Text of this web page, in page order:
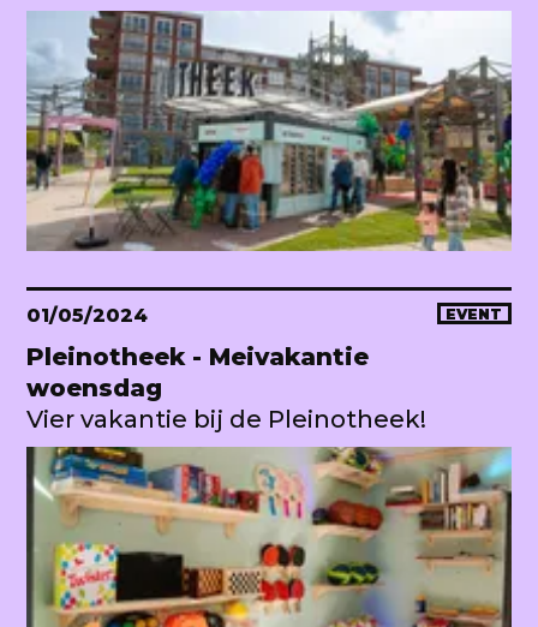
01/05/2024 EVENT
Pleinotheek - Meivakantie
woensdag
Vier vakantie bij de Pleinotheek!